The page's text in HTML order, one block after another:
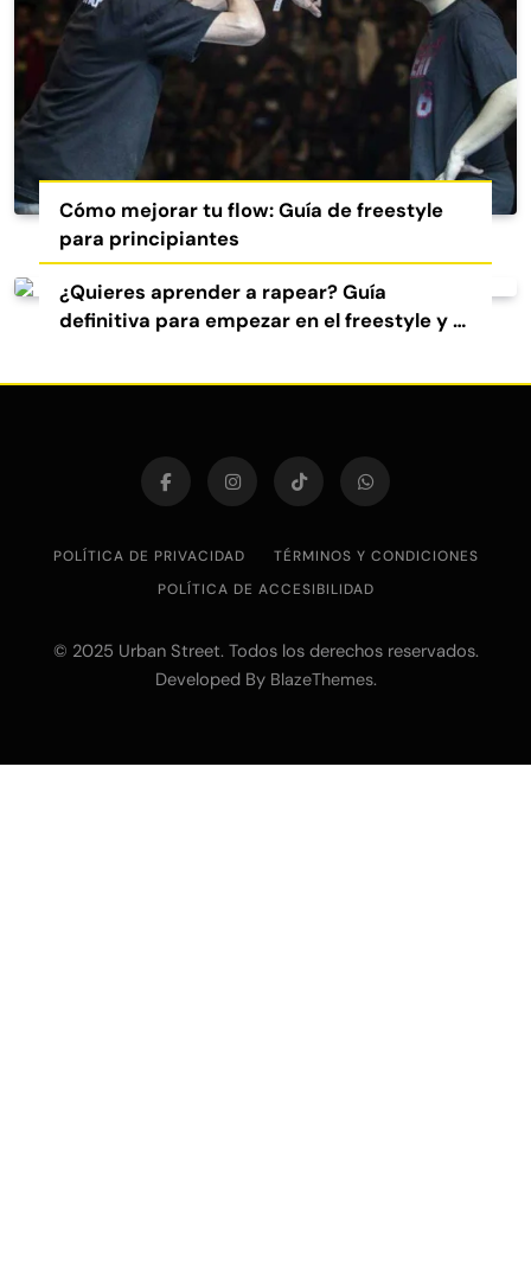
Cómo mejorar tu flow: Guía de freestyle
para principiantes
¿Quieres aprender a rapear? Guía
definitiva para empezar en el freestyle y el
POLÍTICA DE PRIVACIDAD
TÉRMINOS Y CONDICIONES
POLÍTICA DE ACCESIBILIDAD
© 2025 Urban Street. Todos los derechos reservados.
Developed By BlazeThemes.